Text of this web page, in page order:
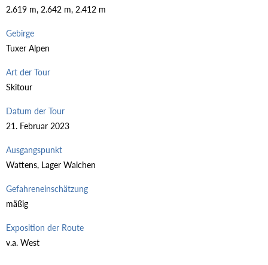
2.619 m, 2.642 m, 2.412 m
Gebirge
Tuxer Alpen
Art der Tour
Skitour
Datum der Tour
21. Februar 2023
Ausgangspunkt
Wattens, Lager Walchen
Gefahreneinschätzung
mäßig
Exposition der Route
v.a. West